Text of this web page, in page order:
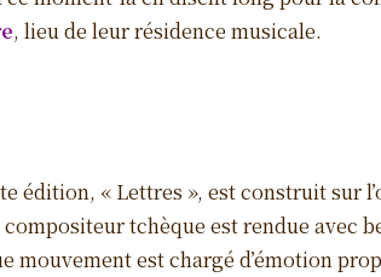
, lieu de leur résidence musicale.
édition, « Lettres », est construit sur
tchèque est rendue avec
mouvement est chargé d’émotion